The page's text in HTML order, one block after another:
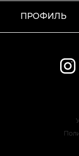
ПРОФИЛЬ